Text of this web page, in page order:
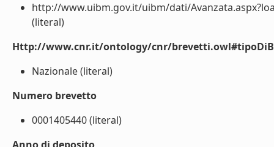
http://www.uibm.gov.it/uibm/dati/
(literal)
Http://www.cnr.it/ontology/cnr/
Nazionale (literal)
Numero brevetto
0001405440 (literal)